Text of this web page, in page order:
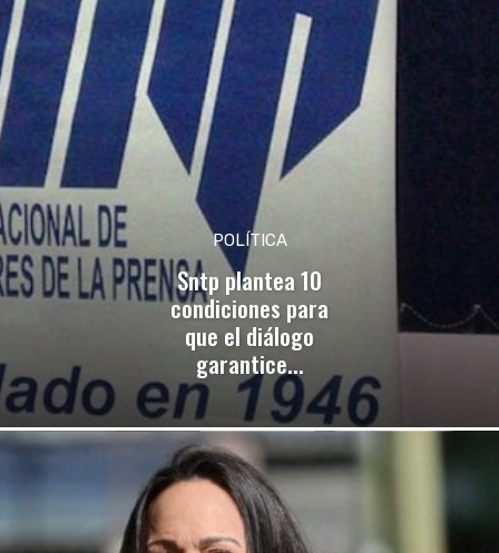
POLÍTICA
Sntp plantea 10
condiciones para
que el diálogo
garantice...